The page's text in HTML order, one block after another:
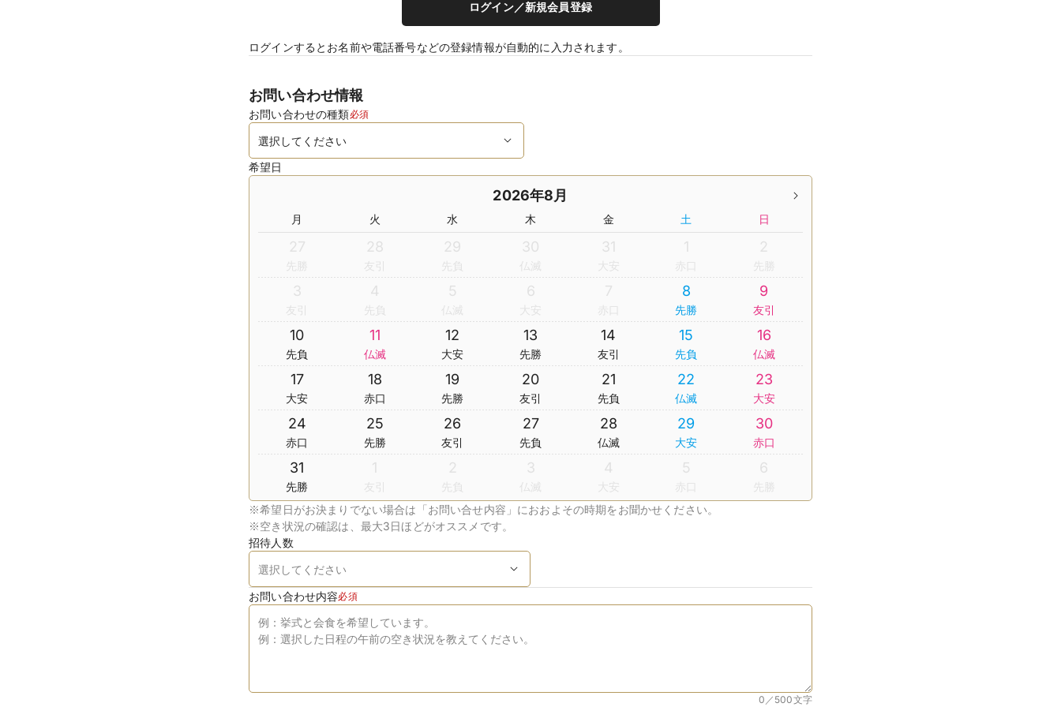
ログイン／新規会員登録
ログインするとお名前や電話番号などの登録情報が自動的に入力されます。
お問い合わせ情報
お問い合わせの種類必須
希望日
2026年8月
月 火 水 木 金 土 日
27
先勝
28
友引
29
先負
30
仏滅
31
大安
1
赤口
2
先勝
3
友引
4
先負
5
仏滅
6
大安
7
赤口
8
先勝
9
友引
10
先負
11
仏滅
12
大安
13
先勝
14
友引
15
先負
16
仏滅
17
大安
18
赤口
19
先勝
20
友引
21
先負
22
仏滅
23
大安
24
赤口
25
先勝
26
友引
27
先負
28
仏滅
29
大安
30
赤口
31
先勝
1
友引
2
先負
3
仏滅
4
大安
5
赤口
6
先勝
※希望日がお決まりでない場合は「お問い合せ内容」におおよその時期をお聞かせください。
※空き状況の確認は、最大3日ほどがオススメです。
招待人数
お問い合わせ内容必須
0／500文字